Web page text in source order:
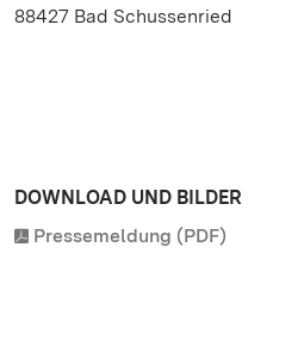
88427 Bad Schussenried
DOWNLOAD UND BILDER
Pressemeldung (PDF)